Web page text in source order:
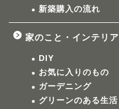
新築購入の流れ
家のこと・インテリア
DIY
お気に入りのもの
ガーデニング
グリーンのある生活